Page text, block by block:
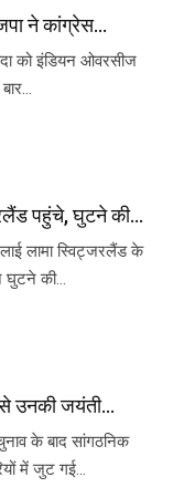
ने कांग्रेस...
को इंडियन ओवरसीज
पहुंचे, घुटने की...
लामा स्विट्जरलैंड के
घुटने की...
से उनकी जयंती...
के बाद सांगठनिक
में जुट गई...